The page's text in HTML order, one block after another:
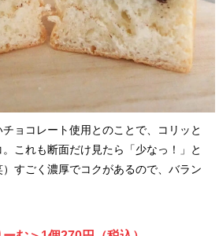
ョコレート使用とのことで、コリッと
これも断面だけ見たら「少なっ！」と
すごく濃厚でコクがあるので、バラン